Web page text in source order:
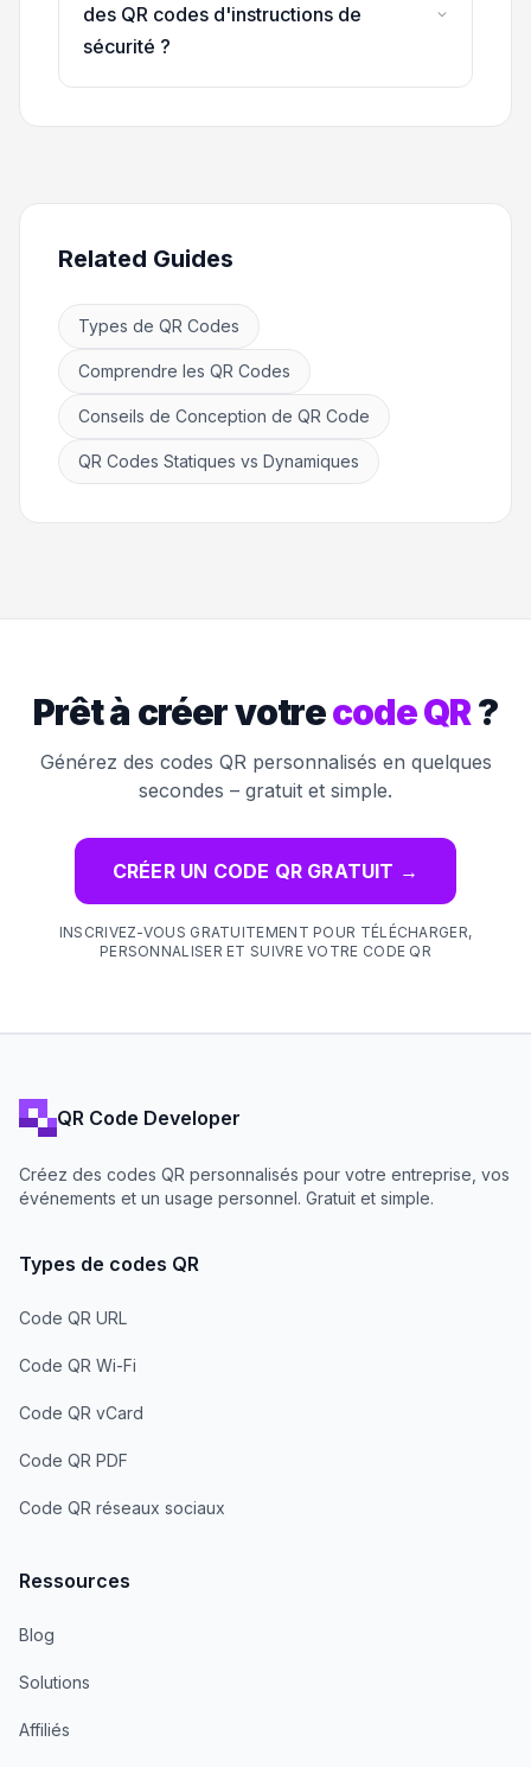
des QR codes d'instructions de
sécurité ?
Related Guides
Types de QR Codes
Comprendre les QR Codes
Conseils de Conception de QR Code
QR Codes Statiques vs Dynamiques
Prêt à créer votrecode QR?
Générez des codes QR personnalisés en quelques
secondes – gratuit et simple.
CRÉER UN CODE QR GRATUIT →
INSCRIVEZ-VOUS GRATUITEMENT POUR TÉLÉCHARGER,
PERSONNALISER ET SUIVRE VOTRE CODE QR
QR Code Developer
Créez des codes QR personnalisés pour votre entreprise, vos
événements et un usage personnel. Gratuit et simple.
Types de codes QR
Code QR URL
Code QR Wi-Fi
Code QR vCard
Code QR PDF
Code QR réseaux sociaux
Ressources
Blog
Solutions
Affiliés